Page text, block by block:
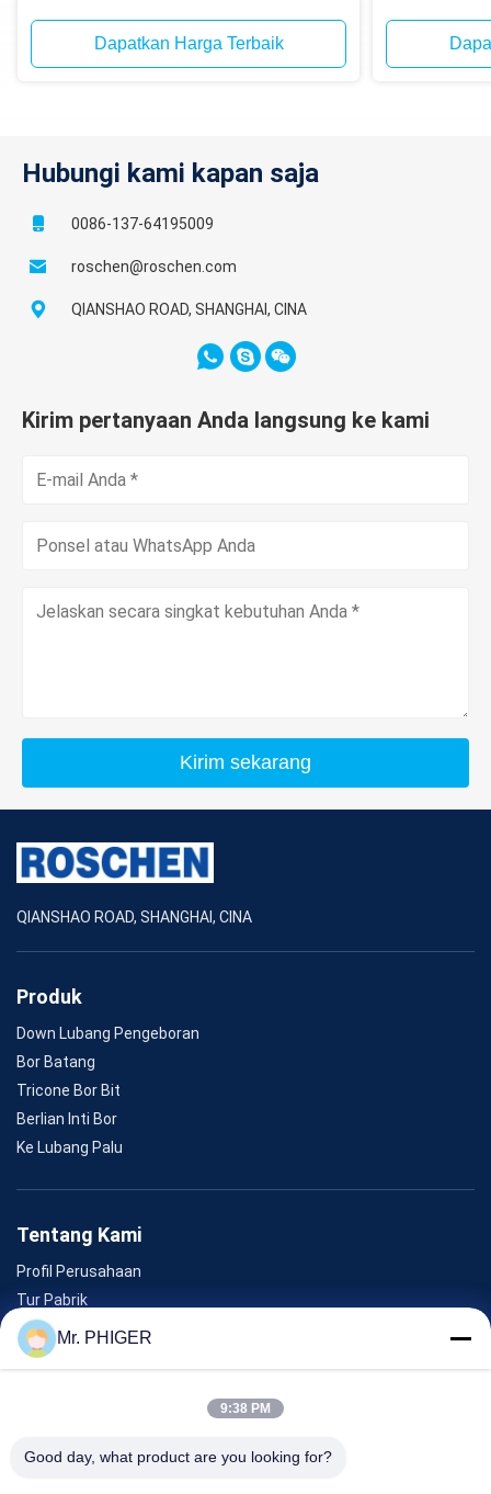
Dapatkan Harga Terbaik
Hubungi kami kapan saja
0086-137-64195009
roschen@roschen.com
QIANSHAO ROAD, SHANGHAI, CINA
Kirim pertanyaan Anda langsung ke kami
Kirim sekarang
QIANSHAO ROAD, SHANGHAI, CINA
Produk
Down Lubang Pengeboran
Bor Batang
Tricone Bor Bit
Berlian Inti Bor
Ke Lubang Palu
Tentang Kami
Profil Perusahaan
Tur Pabrik
Kontrol Kualitas
Sitemap
Mr. PHIGER
9:38 PM
Good day, what product are you looking for?